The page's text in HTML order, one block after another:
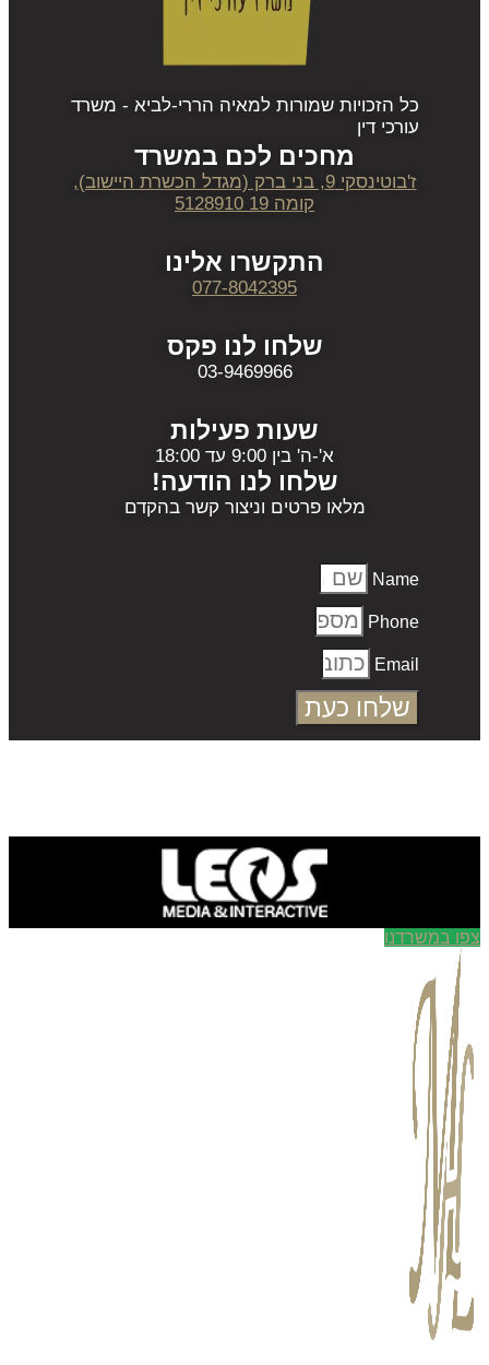
כל הזכויות שמורות למאיה הררי-לביא - משרד
עורכי דין
מחכים לכם במשרד
ז'בוטינסקי 9, בני ברק (מגדל הכשרת היישוב),
קומה 19 5128910
התקשרו אלינו
077-8042395
שלחו לנו פקס
03-9469966
שעות פעילות
א'-ה' בין 9:00 עד 18:00
שלחו לנו הודעה!
מלאו פרטים וניצור קשר בהקדם
Name
Phone
Email
שלחו כעת
במשרדנו